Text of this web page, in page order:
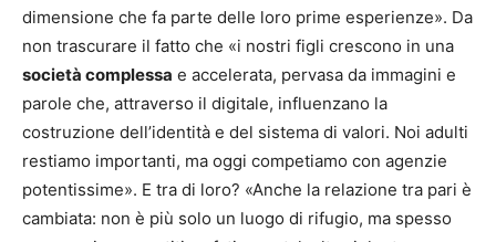
dimensione che fa parte delle loro prime esperienze». Da
non trascurare il fatto che «i nostri figli crescono in una
società complessa e accelerata, pervasa da immagini e
parole che, attraverso il digitale, influenzano la
costruzione dell’identità e del sistema di valori. Noi adulti
restiamo importanti, ma oggi competiamo con agenzie
potentissime». E tra di loro? «Anche la relazione tra pari è
cambiata: non è più solo un luogo di rifugio, ma spesso